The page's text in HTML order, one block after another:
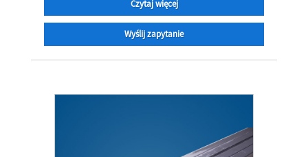
Czytaj więcej
Wyślij zapytanie